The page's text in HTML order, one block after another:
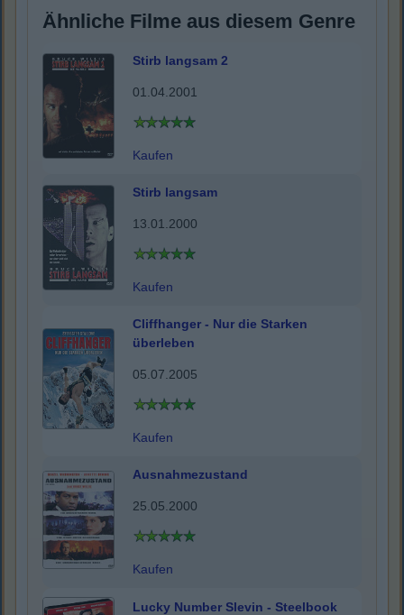
Ähnliche Filme aus diesem Genre
Stirb langsam 2
01.04.2001
Kaufen
Stirb langsam
13.01.2000
Kaufen
Cliffhanger - Nur die Starken
überleben
05.07.2005
Kaufen
Ausnahmezustand
25.05.2000
Kaufen
Lucky Number Slevin - Steelbook